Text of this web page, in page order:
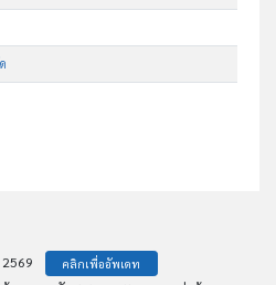
คลิกเพื่ออัพเดท